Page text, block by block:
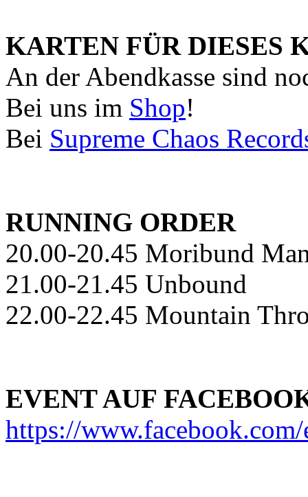
KARTEN FÜR DIESES
An der Abendkasse sind
Bei uns im Shop!
Bei Supreme Chaos
RUNNING ORDER
20.00-20.45 Moribund
21.00-21.45 Unbound
22.00-22.45 Mountain
EVENT AUF
https://